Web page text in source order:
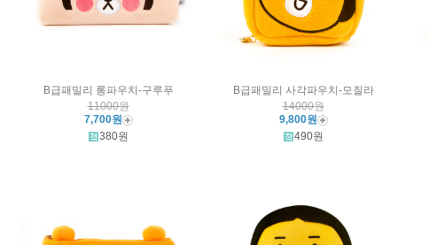
B급패밀리 롱파우치-구루푸
11000원
7,700원
380원
B급패밀리 사각파우치-모질라
14000원
9,800원
490원